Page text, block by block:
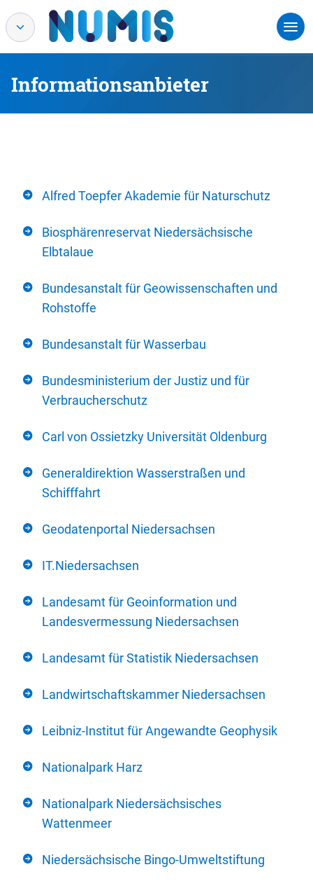
Informationsanbieter
Alfred Toepfer Akademie für Naturschutz
Biosphärenreservat Niedersächsische
Elbtalaue
Bundesanstalt für Geowissenschaften und
Rohstoffe
Bundesanstalt für Wasserbau
Bundesministerium der Justiz und für
Verbraucherschutz
Carl von Ossietzky Universität Oldenburg
Generaldirektion Wasserstraßen und
Schifffahrt
Geodatenportal Niedersachsen
IT.Niedersachsen
Landesamt für Geoinformation und
Landesvermessung Niedersachsen
Landesamt für Statistik Niedersachsen
Landwirtschaftskammer Niedersachsen
Leibniz-Institut für Angewandte Geophysik
Nationalpark Harz
Nationalpark Niedersächsisches
Wattenmeer
Niedersächsische Bingo-Umweltstiftung